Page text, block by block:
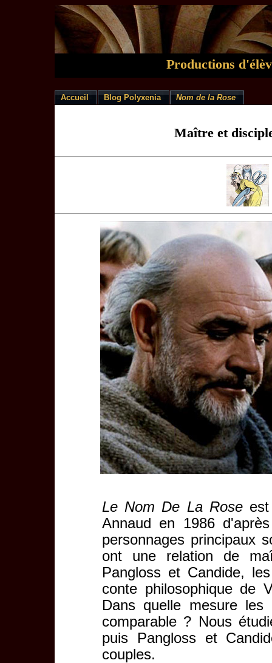
Productions
Accueil Blog Polyxenia Nom de la Rose
Maître et
Le Nom De La Roseest
Annaud en 1986
personnages principaux
ont une relation de
Pangloss et Candide,
conte philosophique de
Dans quelle mesure
comparable ? Nous
puis Pangloss et
couples.